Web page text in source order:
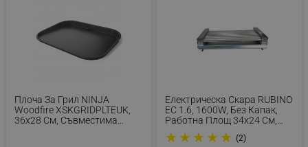
Плоча За Грил NINJA
Woodfire XSKGRIDPLTEUK,
36х28 См, Съвместима
Електрическа Скара RUBINO
ЕС 1.6, 1600W, Без Капак,
Работна Площ 34х24 См,
Сив/Шагрен
★ ★ ★ ★ ★ (2)